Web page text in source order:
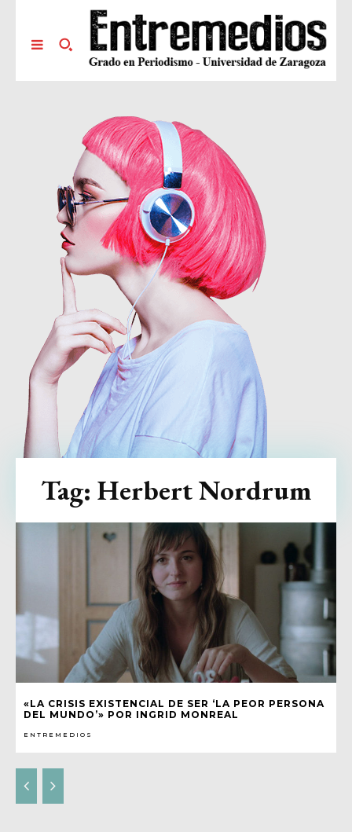
«LA CRISIS EXISTENCIAL DE SER ‘LA PEOR PERSONA
DEL MUNDO’» POR INGRID MONREAL
ENTREMEDIOS
Tag: Herbert Nordrum